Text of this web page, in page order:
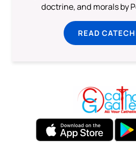
doctrine, and morals by
READ